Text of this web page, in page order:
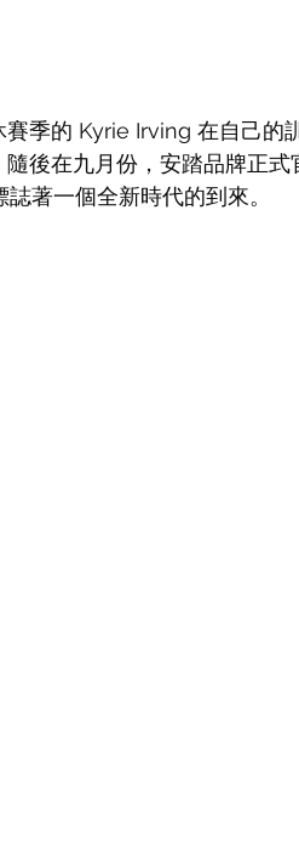
季的 Kyrie Irving 在自己的
後在九月份，安踏品牌正
著一個全新時代的到來。